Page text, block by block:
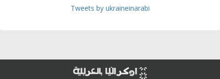
Tweets by ukraineinarabi